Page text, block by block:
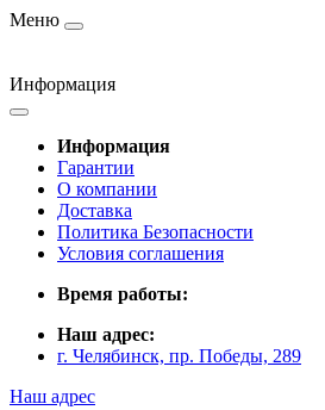
Меню
Информация
Информация
Гарантии
О компании
Доставка
Политика Безопасности
Условия соглашения
Время работы:
Наш адрес:
г. Челябинск, пр. Победы, 289
Наш адрес